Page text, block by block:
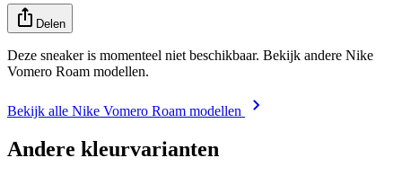
Delen
Deze sneaker is momenteel niet beschikbaar. Bekijk andere Nike
Vomero Roam modellen.
Bekijk alle Nike Vomero Roam modellen
Andere kleurvarianten